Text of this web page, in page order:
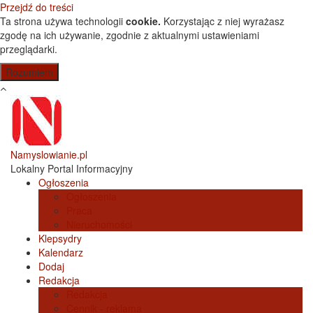
Przejdź do treści
Ta strona używa technologii cookie. Korzystając z niej wyrażasz
zgodę na ich używanie, zgodnie z aktualnymi ustawieniami
przeglądarki.
Namyslowianie.pl
Lokalny Portal Informacyjny
Ogłoszenia
Klepsydry
Kalendarz
Dodaj
Redakcja